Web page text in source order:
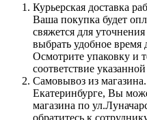
Курьерская доставка
Ваша покупка будет
свяжется для
выбрать удобное время
Осмотрите упаковку и
соответствие
Самовывоз из
Екатеринбурге, Вы
магазина по
обратитесь к